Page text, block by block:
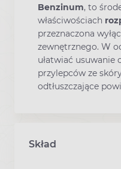
Benzinum, to
właściwościach
przeznaczona
zewnętrznego. W
ułatwiać
przylepców ze
odtłuszczające
Skład